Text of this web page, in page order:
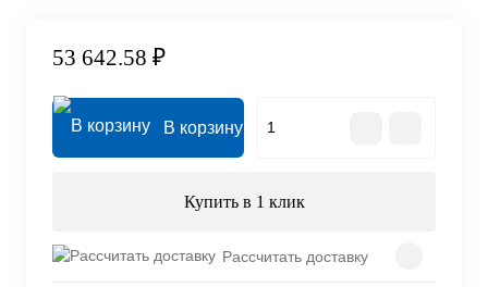
53 642.58 ₽
В корзину
Купить в 1 клик
Рассчитать доставку